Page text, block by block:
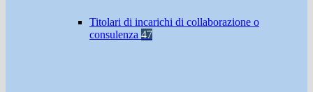
Titolari di incarichi di collaborazione o
consulenza 47